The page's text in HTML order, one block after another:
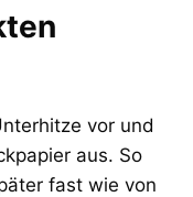
vor und
aus. So
fast wie von